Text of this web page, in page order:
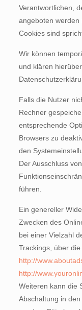
Verantwortlichen,
angeboten werden
Cookies sind
Wir können
und klären
Falls die Nutzer
Rechner
entsprechende
Browsers zu
den
Der Ausschluss
führen.
Ein genereller
Zwecken des
bei einer Vielzahl
Trackings, über
http://
http://
Weiteren kann die
Abschaltung in